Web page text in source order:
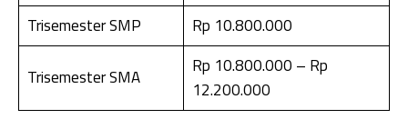
Trisemester SMP
Rp 10.800.000
Trisemester SMA
Rp 10.800.000 – Rp
12.200.000